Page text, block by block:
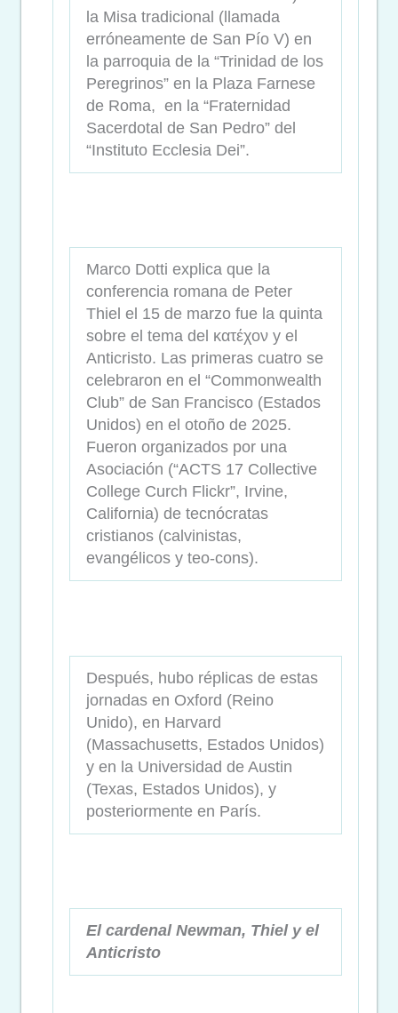
la Misa tradicional (llamada
erróneamente de San Pío V) en
la parroquia de la “Trinidad de los
Peregrinos” en la Plaza Farnese
de Roma, en la “Fraternidad
Sacerdotal de San Pedro” del
“Instituto Ecclesia Dei”.
Marco Dotti explica que la
conferencia romana de Peter
Thiel el 15 de marzo fue la quinta
sobre el tema del κατέχον y el
Anticristo. Las primeras cuatro se
celebraron en el “Commonwealth
Club” de San Francisco (Estados
Unidos) en el otoño de 2025.
Fueron organizados por una
Asociación (“ACTS 17 Collective
College Curch Flickr”, Irvine,
California) de tecnócratas
cristianos (calvinistas,
evangélicos y teo-cons).
Después, hubo réplicas de estas
jornadas en Oxford (Reino
Unido), en Harvard
(Massachusetts, Estados Unidos)
y en la Universidad de Austin
(Texas, Estados Unidos), y
posteriormente en París.
El cardenal Newman, Thiel y el
Anticristo